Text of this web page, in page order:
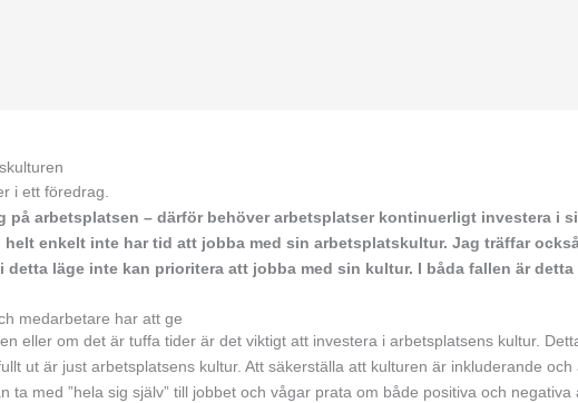
på arbetsplatsen – därför behöver arbetsplatser kontinuerligt investera i
enkelt inte har tid att jobba med sin arbetsplatskultur. Jag träffar
detta läge inte kan prioritera att jobba med sin kultur. I båda fallen är
medarbetare har att ge
eller om det är tuffa tider är det viktigt att investera i arbetsplatsens kultur.
ut är just arbetsplatsens kultur. Att säkerställa att kulturen är inkluderande
ta med ”hela sig själv” till jobbet och vågar prata om både positiva och